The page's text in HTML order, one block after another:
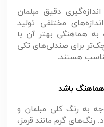
دقیق مبلمان
مختلفی تولید
هماهنگی بهتر آن با
برای صندلی‌های تکی
هستند.
هماهنگ باشد
به رنگ کلی مبلمان و
رنگ‌های گرم مانند قرمز،